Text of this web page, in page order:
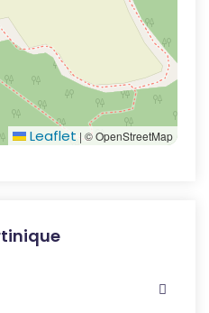
Leaflet | © OpenStreetMap